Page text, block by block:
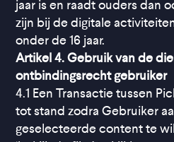
jaar is en raadt ouders dan
zijn bij de digitale
onder de 16 jaar.
Artikel 4. Gebruik van de
ontbindingsrecht gebruiker
4.1 Een Transactie tussen
tot stand zodra Gebruiker
geselecteerde content te